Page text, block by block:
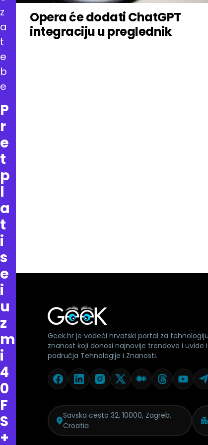
Opera će dodati ChatGPT
integraciju u preglednik
z
a
t
e
b
e
P
r
e
t
p
l
a
t
i
s
e
i
u
z
m
i
4
0
F
S
+
Geek.hr je vodeći hrvatski portal za
znanost koji donosi najnovije trendove i uvide
područja Tehnologije i Znanosti.
Savska cesta 32, 10000, Zagreb,
Croatia